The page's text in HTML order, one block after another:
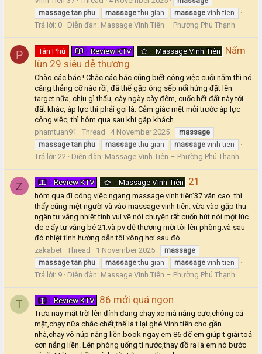
massage tan phu massagethu gian massage vinh tien
Trả lời: 0 Diễn đàn: Massage Vinh Tiên – Phường Phú Thạnh
P Tân Phú Review KTV Massage Vinh Tiên Nấm
lùn 29 siêu dễ thương
Chào các bác ! Chắc các bác cũng biết công việc cuối năm thì nó
căng thẳng cỡ nào rồi, đã thế gặp ông sếp nổi hứng đặt lên
target nữa, chịu gì thấu, cày ngày cày đêm, cuốc hết đất này tới
đất khác, áp lực thì phải gọi là. Cảm giác mệt mỏi trước áp lực
công việc, thì hôm qua sau khi gặp khách...
phamtuan91
Thread 4 November 2025
massage
massage tan phu massagethu gian massage vinh tien
Trả lời: 22 Diễn đàn: Massage Vinh Tiên – Phường Phú Thạnh
Z Review KTV Massage Vinh Tiên 21
hôm qua đi công việc ngang massage vinh tiên’37 văn cao. thì
thấy cũng mệt người và vào massage vinh tiên. vừa vào gặp thu
ngân tư vắng nhiệt tình vui vẽ nói chuyện rất cuốn hút.nói một lúc
dc e ấy tư vắng bé 21.và pv dễ thương mời tôi lên phòng.và sau
đó nhiệt tình hướng dẫn tôi xông hơi sau đó...
zakabet Thread 1 November 2025
massage
massage tan phu massagethu gian massage vinh tien
Trả lời: 9 Diễn đàn: Massage Vinh Tiên – Phường Phú Thạnh
T Review KTV 86 mới quá ngon
Trưa nay mặt trời lên đỉnh đang chạy xe mà nắng cực,chóng cả
mặt,chạy nữa chắc chết,thế là t lại ghé Vinh tiên cho gần
nhà,chạy vô núp nắng liền.book ngay em 86 để em giúp t giải toả
cơn nắng liền. Lên phòng uống tí nước,thay đồ ra là em nó bước